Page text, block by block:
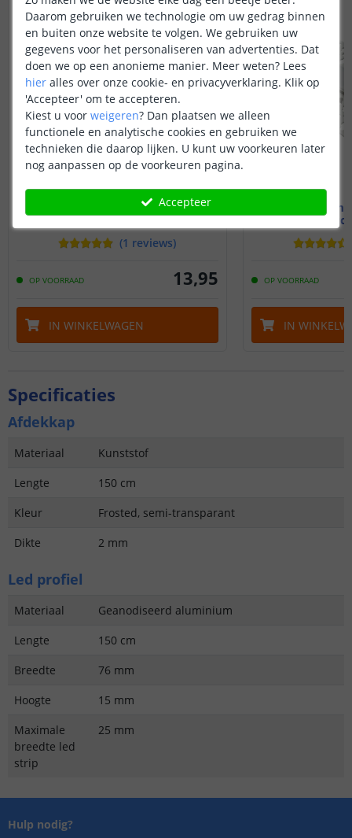
1M - Compleet profiel
Stucprofiel
(1 reviews)
OP VOORRAAD 13,95
IN WINKELWAGEN
2M -
OP VOORRAAD
IN
Specificaties
Afdekkap
Materiaal
Kunststof
Lengte
150 cm
Kleur
Frosted, semi-transparant
Dikte
2 mm
Led profiel
Materiaal
Geanodiseerd aluminium
Lengte
150 cm
Breedte
76 mm
Hoogte
15 mm
Maximale
breedte led
strip
25 mm
Hulp nodig?
Daarom gebruiken we technologie om uw gedrag binnen
en buiten onze website te volgen. We gebruiken uw
gegevens voor het personaliseren van advertenties. Dat
doen we op een anonieme manier. Meer weten? Lees
hier alles over onze cookie- en privacyverklaring. Klik op
'Accepteer' om te accepteren.
Kiest u voor weigeren? Dan plaatsen we alleen
functionele en analytische cookies en gebruiken we
technieken die daarop lijken. U kunt uw voorkeuren later
nog aanpassen op de voorkeuren pagina.
Accepteer